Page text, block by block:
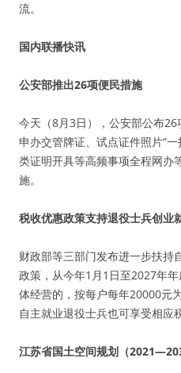
流。
国内联播快讯
公安部推出26项便民措施
今天（8月3日），公安部公布
申办交管牌证、试点证件照片“
类证明开具等高频事项全程网办
施。
税收优惠政策支持退役士兵创业
财政部等三部门发布进一步扶持
政策，从今年1月1日至2027年
体经营的，按每户每年20000元
自主就业退役士兵也可享受相应
江苏省国土空间规划（